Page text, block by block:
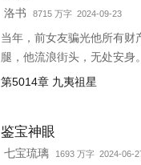
洛书 8715 万字 2024-09-23
当年，前女友骗光他所有财
腿，他流浪街头，无处安身
来，一人可挡千万敌！
第5014章 九夷祖星
鉴宝神眼
七宝琉璃 1693 万字 2024-06-